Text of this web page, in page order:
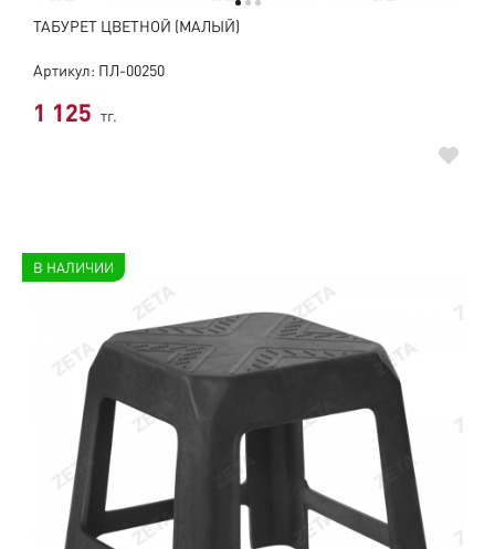
ТАБУРЕТ ЦВЕТНОЙ (МАЛЫЙ)
Артикул: ПЛ-00250
1 125 тг.
В НАЛИЧИИ